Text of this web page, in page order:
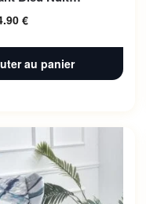
€
au panier